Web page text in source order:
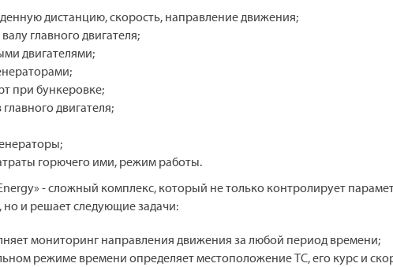
дистанцию, скорость, направление движения;
главного двигателя;
двигателями;
при бункеровке;
двигателя;
горючего ими, режим работы.
- сложный комплекс, который не только контролирует
но и решает следующие задачи:
мониторинг направления движения за любой период времени;
режиме времени определяет местоположение ТС, его курс и